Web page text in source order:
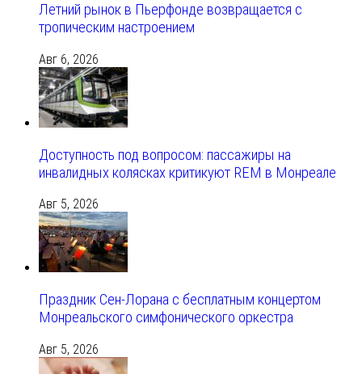
Летний рынок в Пьерфонде возвращается с
тропическим настроением
Авг 6, 2026
Доступность под вопросом: пассажиры на
инвалидных колясках критикуют REM в Монреале
Авг 5, 2026
Праздник Сен-Лорана с бесплатным концертом
Монреальского симфонического оркестра
Авг 5, 2026